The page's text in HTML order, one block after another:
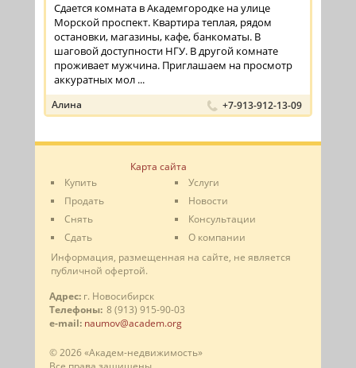
Сдается комната в Академгородке на улице
Морской проспект. Квартира теплая, рядом
остановки, магазины, кафе, банкоматы. В
шаговой доступности НГУ. В другой комнате
проживает мужчина. Приглашаем на просмотр
аккуратных мол ...
Алина +7-913-912-13-09
Карта сайта
Купить
Продать
Снять
Сдать
Услуги
Новости
Консультации
О компании
Информация, размещенная на сайте, не является
публичной офертой.
Адрес: г. Новосибирск
Телефоны: 8 (913) 915-90-03
e-mail: naumov@academ.org
© 2026 «Академ-недвижимость»